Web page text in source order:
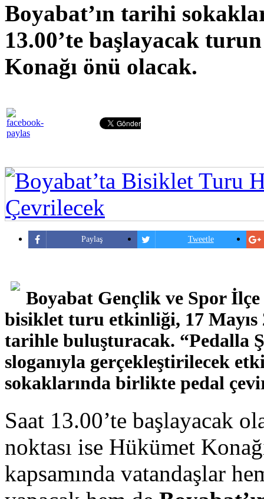
Boyabat’ın tarihi
13.00’te başlayacak
Konağı önü olacak.
Paylaş Tweetle
Boyabat Gençlik ve Spor
bisiklet turu etkinliği, 17 Mayıs
tarihle buluşturacak. “Pedalla
sloganıyla gerçekleştirilecek
sokaklarında birlikte pedal
Saat 13.00’te başlayacak
noktası ise Hükümet
kapsamında vatandaşlar